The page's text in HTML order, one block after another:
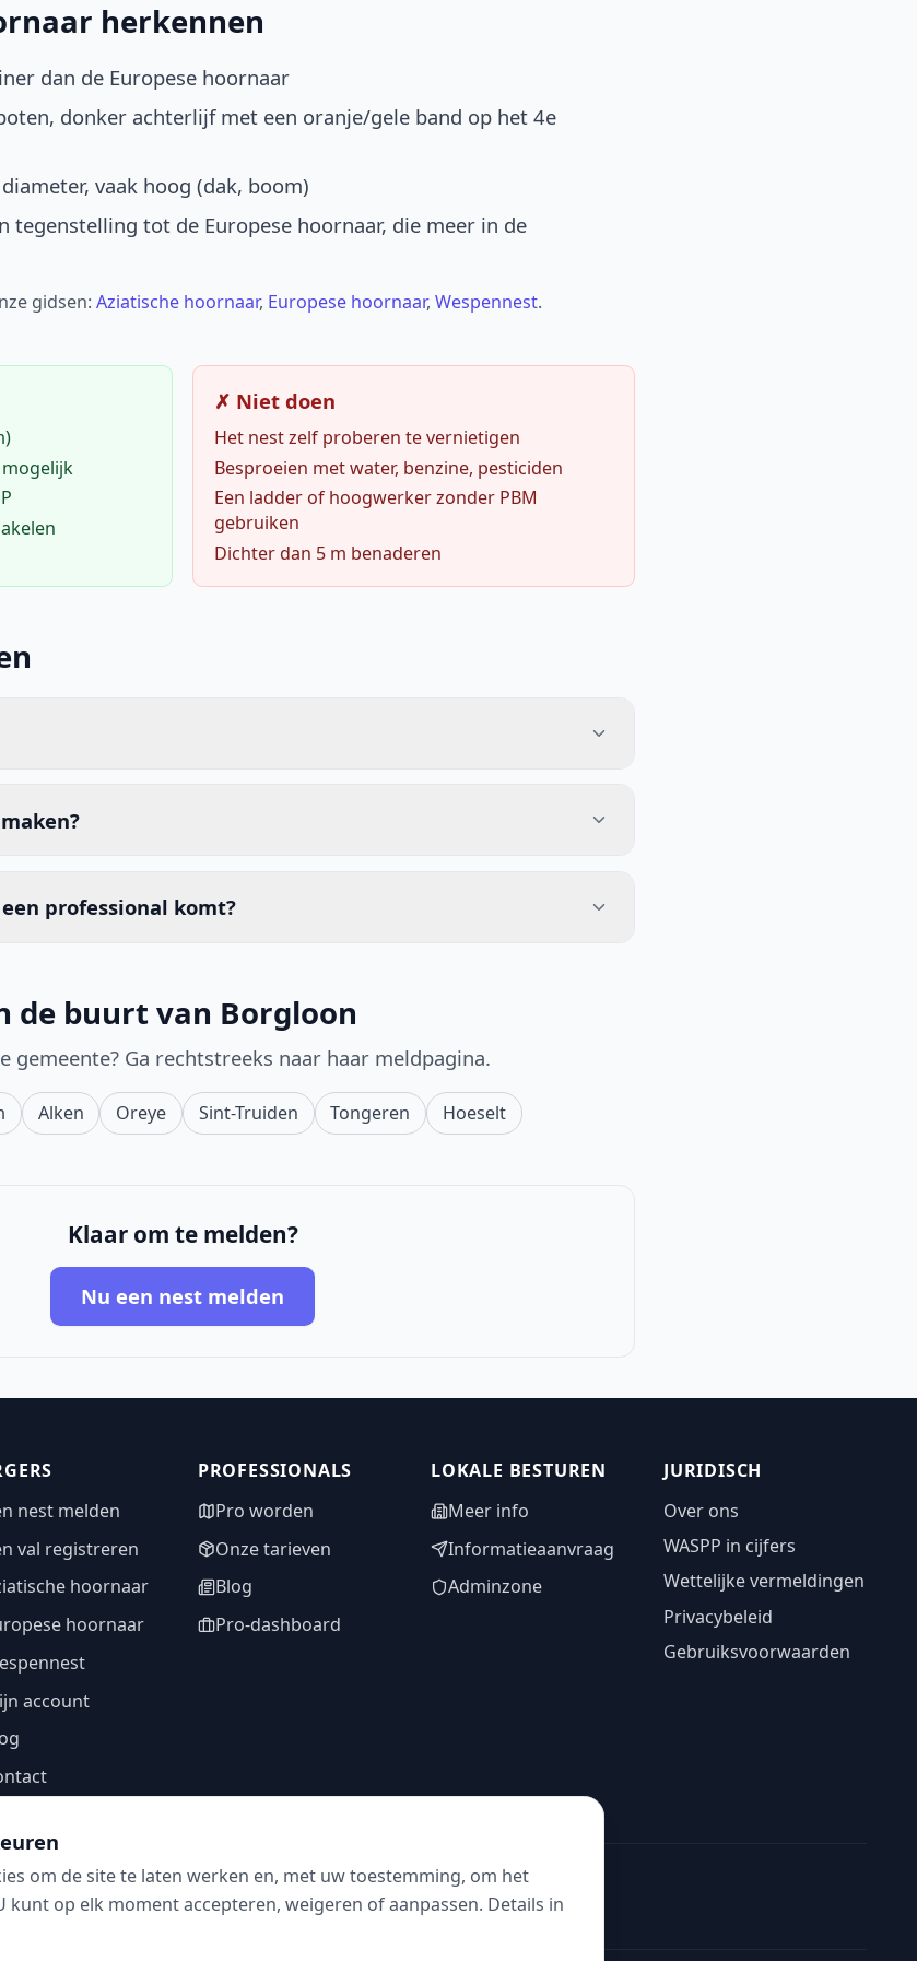
herkennen
dan de Europese hoornaar
donker achterlijf met een oranje/gele band op het 4e
vaak hoog (dak, boom)
tegenstelling tot de Europese hoornaar, die meer in de
gidsen: Aziatische hoornaar, Europese hoornaar, Wespennest.
✗ Niet doen
Het nest zelf proberen te vernietigen
Besproeien met water, benzine, pesticiden
Een ladder of hoogwerker zonder PBM
gebruiken
Dichter dan 5 m benaderen
professional komt?
de buurt van Borgloon
gemeente? Ga rechtstreeks naar haar meldpagina.
Alken Oreye Sint-Truiden Tongeren Hoeselt
Klaar om te melden?
Nu een nest melden
nest melden
val registreren
hoornaar
hoornaar
account
PROFESSIONALS
Pro worden
Onze tarieven
Blog
Pro-dashboard
LOKALE BESTUREN
Meer info
Informatieaanvraag
Adminzone
JURIDISCH
Over ons
WASPP in cijfers
Wettelijke vermeldingen
Privacybeleid
Gebruiksvoorwaarden
VOLG ONS
om de site te laten werken en, met uw toestemming, om het
kunt op elk moment accepteren, weigeren of aanpassen. Details in